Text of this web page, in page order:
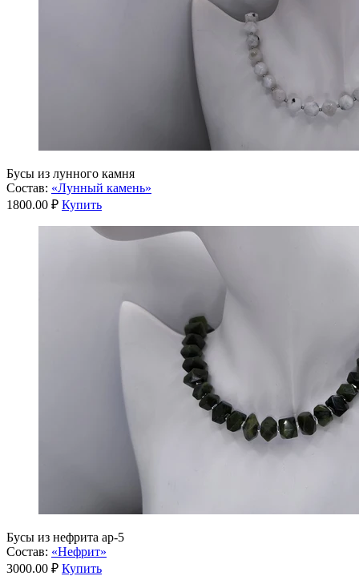
Бусы из лунного камня
Состав: «Лунный камень»
1800.00 ₽ Купить
Бусы из нефрита ар-5
Состав: «Нефрит»
3000.00 ₽ Купить